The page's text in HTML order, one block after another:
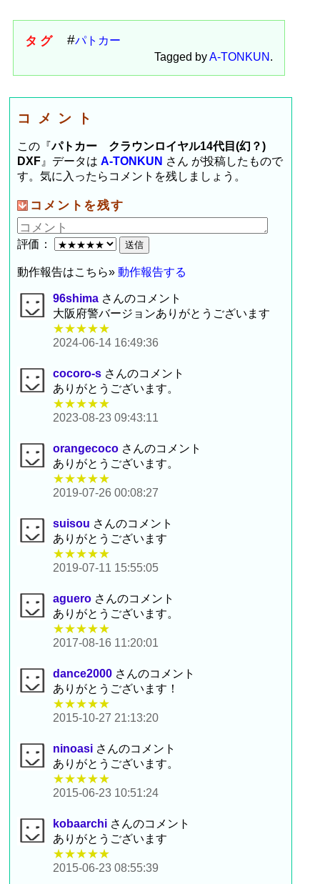
タグ
パトカー
Tagged byA-TONKUN .
コメント
この『パトカー クラウンロイヤル14代目(幻？)
DXF 』データはA-TONKUN さん が投稿したもので
す。気に入ったらコメントを残しましょう。
コメントを残す
評価：
動作報告はこちら»動作報告する
96shima さんのコメント
大阪府警バージョンありがとうございます
★★★★★
2024-06-14 16:49:36
cocoro-s さんのコメント
ありがとうございます。
★★★★★
2023-08-23 09:43:11
orangecoco さんのコメント
ありがとうございます。
★★★★★
2019-07-26 00:08:27
suisou さんのコメント
ありがとうございます
★★★★★
2019-07-11 15:55:05
aguero さんのコメント
ありがとうございます。
★★★★★
2017-08-16 11:20:01
dance2000 さんのコメント
ありがとうございます！
★★★★★
2015-10-27 21:13:20
ninoasi さんのコメント
ありがとうございます。
★★★★★
2015-06-23 10:51:24
kobaarchi さんのコメント
ありがとうございます
★★★★★
2015-06-23 08:55:39